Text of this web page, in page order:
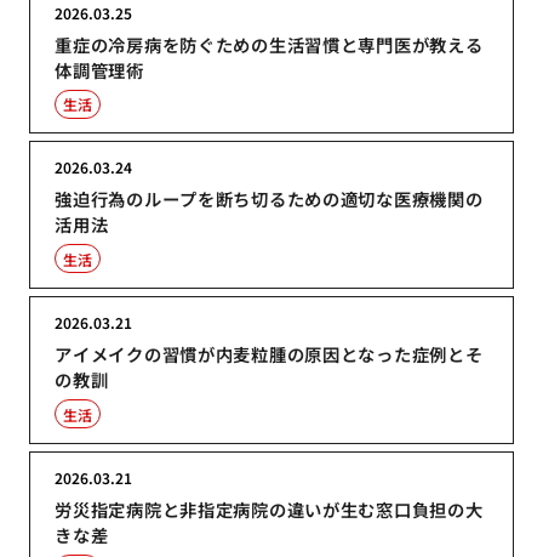
重症の冷房病を防ぐための生活習慣と専門医が教える
体調管理術
2026.03.25
生活
強迫行為のループを断ち切るための適切な医療機関の
活用法
2026.03.24
生活
アイメイクの習慣が内麦粒腫の原因となった症例とそ
の教訓
2026.03.21
生活
労災指定病院と非指定病院の違いが生む窓口負担の大
きな差
2026.03.21